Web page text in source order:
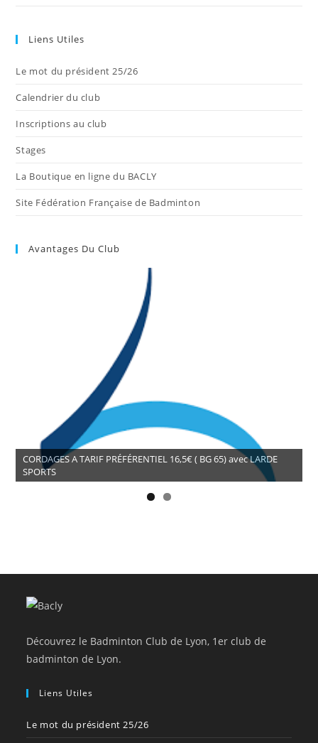
Liens Utiles
Le mot du président 25/26
Calendrier du club
Inscriptions au club
Stages
La Boutique en ligne du BACLY
Site Fédération Française de Badminton
Avantages Du Club
CORDAGES A TARIF PRÉFÉRENTIEL 16,5€ ( BG 65) avec LARDE
SPORTS
Découvrez le Badminton Club de Lyon, 1er club de
badminton de Lyon.
Liens Utiles
Le mot du président 25/26